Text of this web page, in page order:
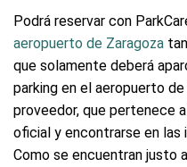
Podrá reservar con
aeropuerto de Zaragoza
que solamente deberá
parking en el aeropuerto
proveedor, que pertenece
oficial y encontrarse en las
Como se encuentran justo